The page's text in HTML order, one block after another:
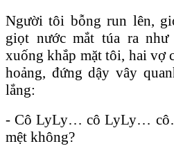
Người tôi bỗng run lên,
giọt nước mắt túa ra
xuống khắp mặt tôi, hai vợ
hoảng, đứng dậy vây
lắng:
- Cô LyLy… cô LyLy…
mệt không?